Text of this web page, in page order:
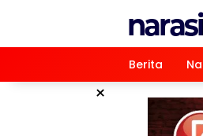
Berita
×